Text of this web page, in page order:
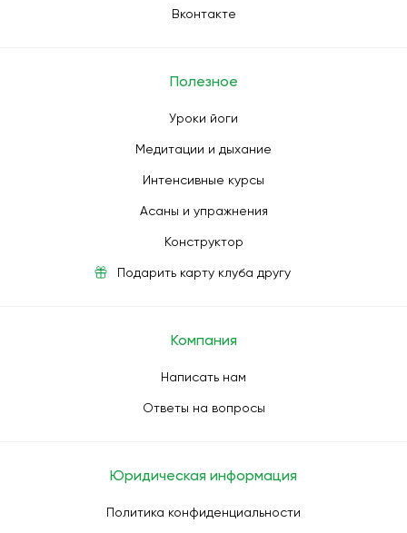
Вконтакте
Полезное
Уроки йоги
Медитации и дыхание
Интенсивные курсы
Асаны и упражнения
Конструктор
Подарить карту клуба другу
Компания
Написать нам
Ответы на вопросы
Юридическая информация
Политика конфиденциальности